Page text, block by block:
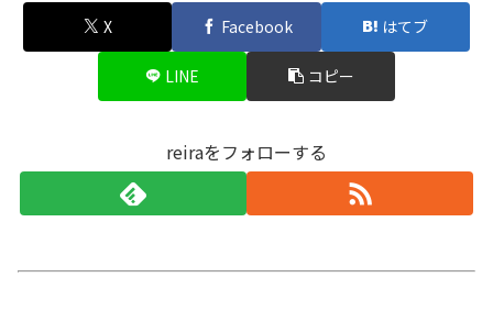
X Facebook はてブ
LINE コピー
reiraをフォローする